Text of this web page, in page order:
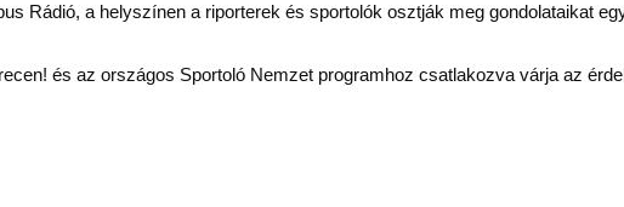
Rádió, a helyszínen a riporterek és sportolók osztják meg gondolataikat
és az országos Sportoló Nemzet programhoz csatlakozva várja az